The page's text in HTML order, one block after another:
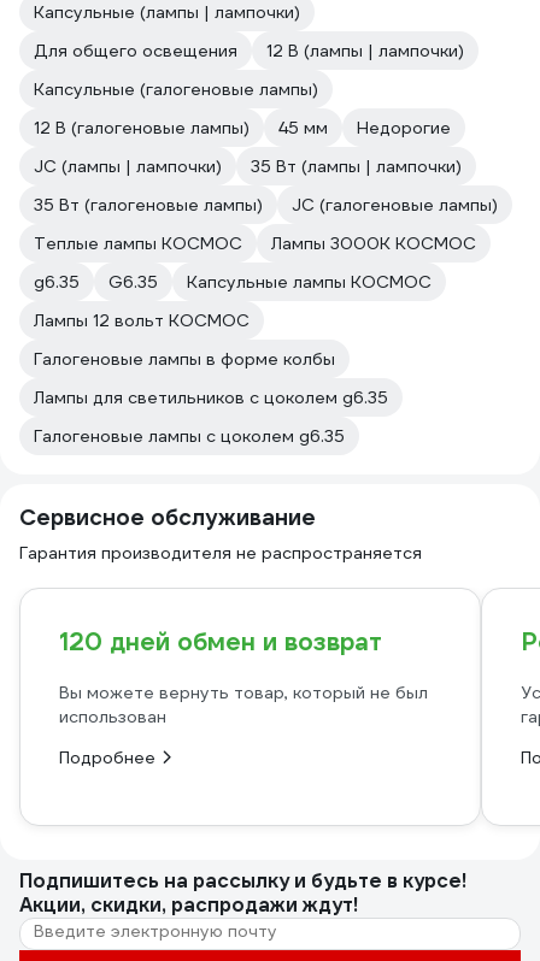
Капсульные (лампы | лампочки)
Для общего освещения
12 В (лампы | лампочки)
Капсульные (галогеновые лампы)
12 В (галогеновые лампы)
45 мм
Недорогие
JC (лампы | лампочки)
35 Вт (лампы | лампочки)
35 Вт (галогеновые лампы)
JC (галогеновые лампы)
Теплые лампы КОСМОС
Лампы 3000К КОСМОС
g6.35
G6.35
Капсульные лампы КОСМОС
Лампы 12 вольт КОСМОС
Галогеновые лампы в форме колбы
Лампы для светильников с цоколем g6.35
Галогеновые лампы с цоколем g6.35
Сервисное обслуживание
Гарантия производителя не распространяется
120 дней обмен и возврат
Вы можете вернуть товар, который не был
использован
Подробнее
Подпишитесь на рассылкуи будьте в курсе!
Акции, скидки, распродажи ждут!